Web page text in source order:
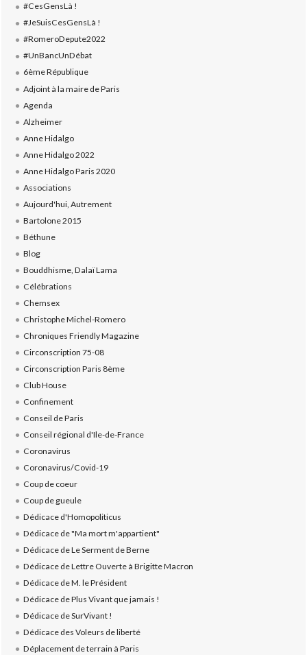
#CesGensLà !
#JeSuisCesGensLà !
#RomeroDepute2022
#UnBancUnDébat
6ème République
Adjoint à la maire de Paris
Agenda
Alzheimer
Anne Hidalgo
Anne Hidalgo 2022
Anne Hidalgo Paris 2020
Associations
Aujourd'hui, Autrement
Bartolone 2015
Béthune
Blog
Bouddhisme, Dalaï Lama
Célébrations
Chemsex
Christophe Michel-Romero
Chroniques Friendly Magazine
Circonscription 75-08
Circonscription Paris 8ème
Club House
Confinement
Conseil de Paris
Conseil régional d'Ile-de-France
Coronavirus
Coronavirus/Covid-19
Coup de coeur
Coup de gueule
Dédicace d'Homopoliticus
Dédicace de "Ma mort m'appartient"
Dédicace de Le Serment de Berne
Dédicace de Lettre Ouverte à Brigitte Macron
Dédicace de M. le Président
Dédicace de Plus Vivant que jamais !
Dédicace de SurVivant !
Dédicace des Voleurs de liberté
Déplacement de terrain à Paris